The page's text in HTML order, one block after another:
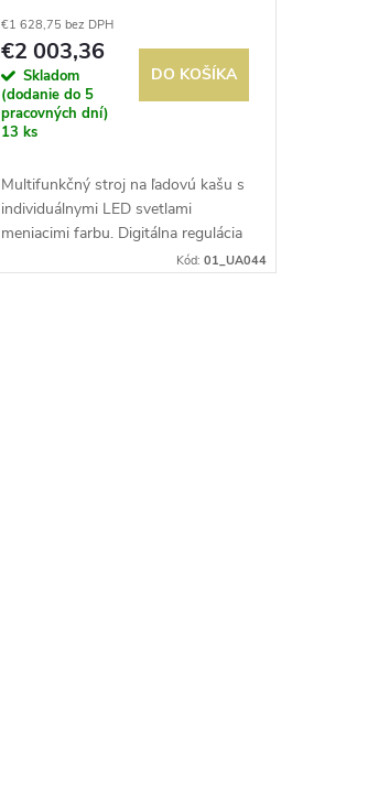
12L
€1 628,75 bez DPH
€2 003,36
Skladom
(dodanie do 5
pracovných dní)
13 ks
DO KOŠÍKA
Multifunkčný stroj na ľadovú kašu s
individuálnymi LED svetlami
meniacimi farbu. Digitálna regulácia
teploty. Na rozdiel od iných strojov
Kód: 01_UA044